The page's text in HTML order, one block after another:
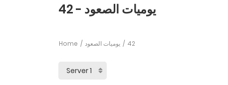
يوميات الصعود - 42
Home يوميات الصعود 42